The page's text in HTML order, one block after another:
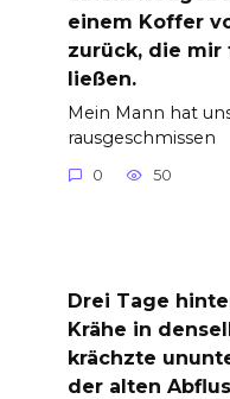
einem Koffer
zurück, die mir
ließen.
Mein Mann hat
rausgeschmissen
0 50
Drei Tage
Krähe in
krächzte
der alten